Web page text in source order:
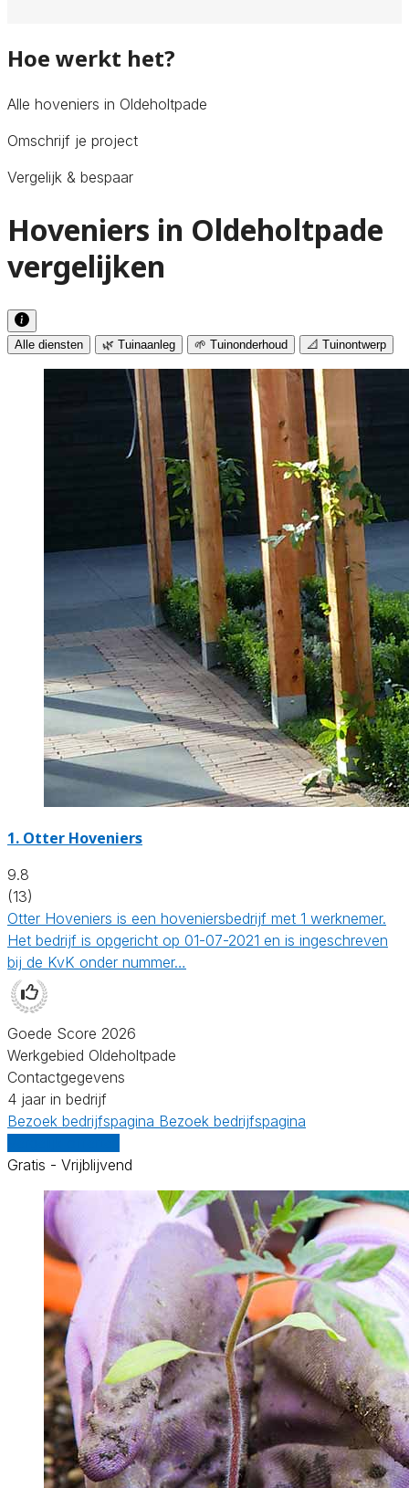
Hoe werkt het?
Alle hoveniers in Oldeholtpade
Omschrijf je project
Vergelijk & bespaar
Hoveniers in Oldeholtpade
vergelijken
Alle diensten 🌿 Tuinaanleg 🌱 Tuinonderhoud 📐 Tuinontwerp
1. Otter Hoveniers
9.8
(13)
Otter Hoveniers is een hoveniersbedrijf met 1 werknemer.
Het bedrijf is opgericht op 01-07-2021 en is ingeschreven
bij de KvK onder nummer…
Goede Score 2026
Werkgebied Oldeholtpade
Contactgegevens
4 jaar in bedrijf
Bezoek bedrijfspagina Bezoek bedrijfspagina
Gratis - Vrijblijvend